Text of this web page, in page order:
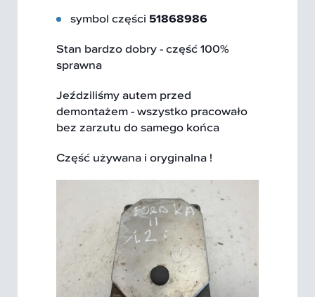
symbol części 51868986
Stan bardzo dobry - część 100%
sprawna
Jeździliśmy autem przed
demontażem - wszystko pracowało
bez zarzutu do samego końca
Część używana i oryginalna !